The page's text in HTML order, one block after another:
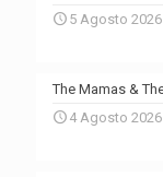
5 Agosto 2026
The Mamas &
4 Agosto 2026